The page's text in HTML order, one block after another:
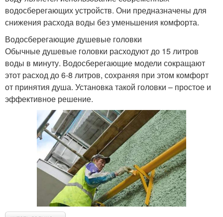
водосберегающих устройств. Они предназначены для
снижения расхода воды без уменьшения комфорта.
Водосберегающие душевые головки
Обычные душевые головки расходуют до 15 литров
воды в минуту. Водосберегающие модели сокращают
этот расход до 6-8 литров, сохраняя при этом комфорт
от принятия душа. Установка такой головки – простое и
эффективное решение.